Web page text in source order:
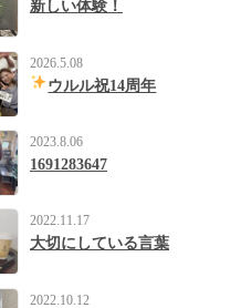
新しい体験！
2026.5.08
ウルル祝14周年
2023.8.06
1691283647
2022.11.17
大切にしている言葉
2022.10.12